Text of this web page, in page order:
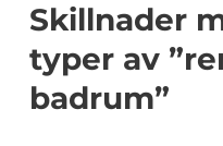
Skillnader
typer av
badrum”